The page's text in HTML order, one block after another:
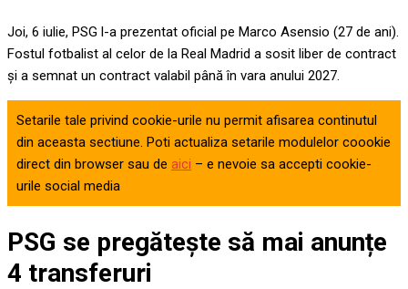
Joi, 6 iulie, PSG l-a prezentat oficial pe Marco Asensio (27 de ani).
Fostul fotbalist al celor de la Real Madrid a sosit liber de contract
și a semnat un contract valabil până în vara anului 2027.
Setarile tale privind cookie-urile nu permit afisarea continutul
din aceasta sectiune. Poti actualiza setarile modulelor coookie
direct din browser sau de aici – e nevoie sa accepti cookie-
urile social media
PSG se pregătește să mai anunțe
4 transferuri